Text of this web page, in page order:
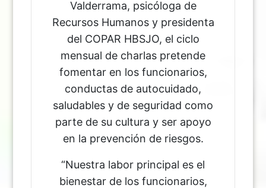
Valderrama, psicóloga de
Recursos Humanos y presidenta
del COPAR HBSJO, el ciclo
mensual de charlas pretende
fomentar en los funcionarios,
conductas de autocuidado,
saludables y de seguridad como
parte de su cultura y ser apoyo
en la prevención de riesgos.
“Nuestra labor principal es el
bienestar de los funcionarios,